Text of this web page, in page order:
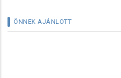
ÖNNEK AJÁNLOTT